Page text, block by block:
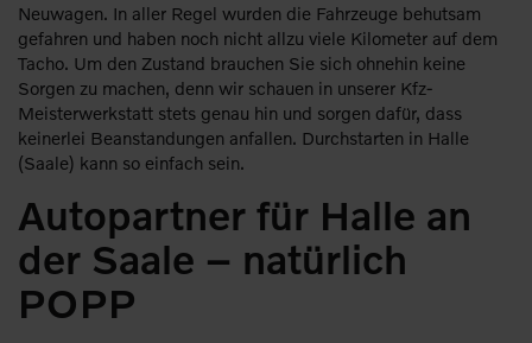
Neuwagen. In aller Regel wurden die Fahrzeuge behutsam
gefahren und haben noch nicht allzu viele Kilometer auf dem
Tacho. Um den Zustand brauchen Sie sich ohnehin keine
Sorgen zu machen, denn wir schauen in unserer Kfz-
Meisterwerkstatt stets genau hin und sorgen dafür, dass
keinerlei Beanstandungen anfallen. Durchstarten in Halle
(Saale) kann so einfach sein.
Autopartner für Halle an
der Saale – natürlich
POPP